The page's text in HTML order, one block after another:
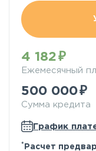
4 182
Ежемесячный
500 000
Сумма кредита
График
* Расчет